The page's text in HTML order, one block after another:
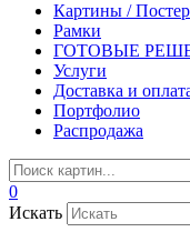
Картины /
Рамки
ГОТОВЫЕ
Услуги
Доставка и
Портфолио
Распродажа
0
Искать